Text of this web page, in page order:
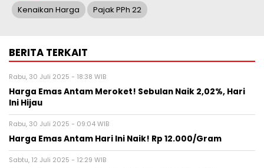
Kenaikan Harga Pajak PPh 22
BERITA TERKAIT
Rabu, 30 Juli 2025 - 18:38 WIB
Harga Emas Antam Meroket! Sebulan Naik 2,02%, Hari
Ini Hijau
Rabu, 30 Juli 2025 - 09:04 WIB
Harga Emas Antam Hari Ini Naik! Rp 12.000/Gram
Sabtu, 12 Juli 2025 - 12:29 WIB